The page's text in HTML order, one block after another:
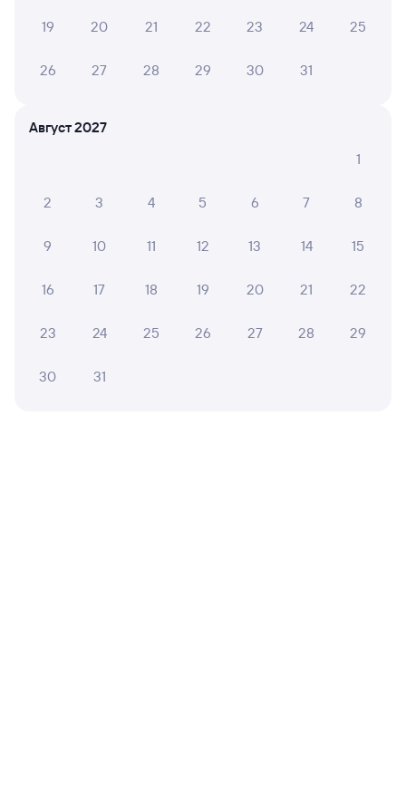
Инструкция по приобретению билетов
А ещё здесь можно найти
в Оленегорск
Другие авиарейсы из Саратова
Купить билеты на поезд Оленегорск
19 20 21 22 23 24 25
26 27 28 29 30 31
Август 2027
1
2 3 4 5 6 7 8
9 10 11 12 13 14 15
16 17 18 19 20 21 22
23 24 25 26 27 28 29
30 31